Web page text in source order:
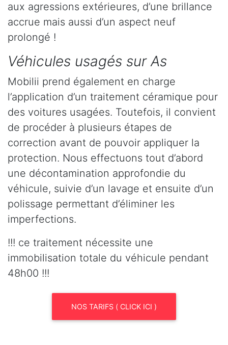
aux agressions extérieures, d’une brillance
accrue mais aussi d’un aspect neuf
prolongé !
Véhicules usagés sur As
Mobilii prend également en charge
l’application d’un traitement céramique pour
des voitures usagées. Toutefois, il convient
de procéder à plusieurs étapes de
correction avant de pouvoir appliquer la
protection. Nous effectuons tout d’abord
une décontamination approfondie du
véhicule, suivie d’un lavage et ensuite d’un
polissage permettant d’éliminer les
imperfections.
!!! ce traitement nécessite une
immobilisation totale du véhicule pendant
48h00 !!!
NOS TARIFS ( CLICK ICI )